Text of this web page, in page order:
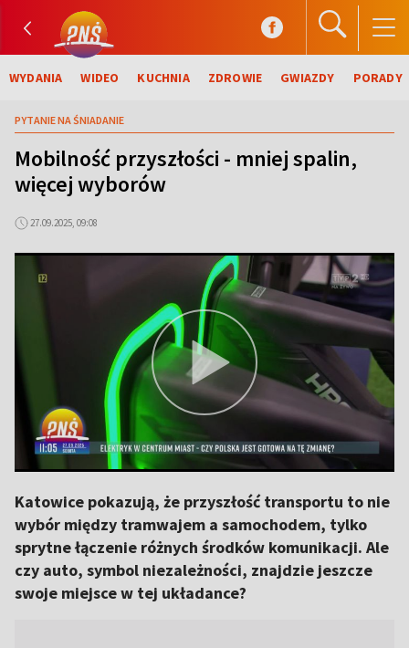
WYDANIA WIDEO KUCHNIA ZDROWIE GWIAZDY PORADY
PYTANIE NA ŚNIADANIE
Mobilność przyszłości - mniej spalin,
więcej wyborów
27.09.2025, 09:08
Katowice pokazują, że przyszłość transportu to nie
wybór między tramwajem a samochodem, tylko
sprytne łączenie różnych środków komunikacji. Ale
czy auto, symbol niezależności, znajdzie jeszcze
swoje miejsce w tej układance?